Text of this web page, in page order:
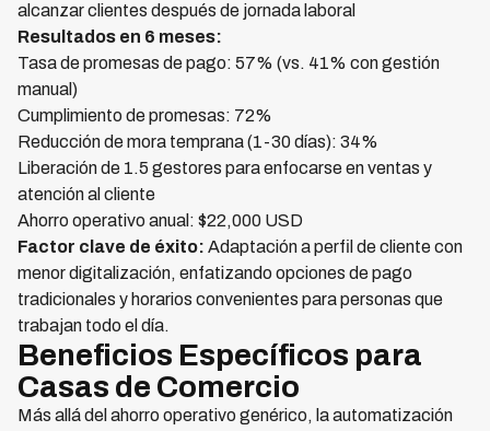
alcanzar clientes después de jornada laboral
Resultados en 6 meses:
Tasa de promesas de pago: 57% (vs. 41% con gestión
manual)
Cumplimiento de promesas: 72%
Reducción de mora temprana (1-30 días): 34%
Liberación de 1.5 gestores para enfocarse en ventas y
atención al cliente
Ahorro operativo anual: $22,000 USD
Factor clave de éxito: Adaptación a perfil de cliente con
menor digitalización, enfatizando opciones de pago
tradicionales y horarios convenientes para personas que
trabajan todo el día.
Beneficios Específicos para
Casas de Comercio
Más allá del ahorro operativo genérico, la automatización